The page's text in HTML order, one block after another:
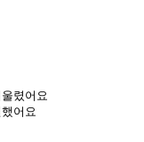
렸어요
어요